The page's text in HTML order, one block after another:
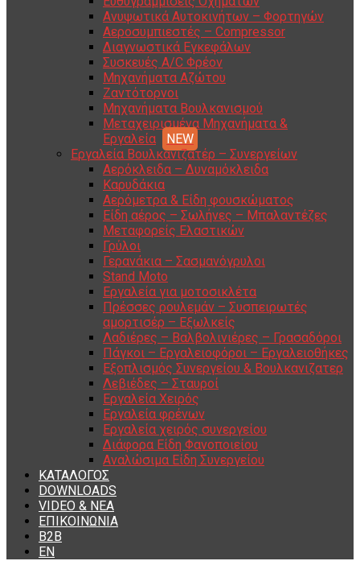
Ανυψωτικά Αυτοκινήτων – Φορτηγών
Αεροσυμπιεστές – Compressor
Διαγνωστικά Εγκεφάλων
Συσκευές A/C Φρέον
Μηχανήματα Αζώτου
Ζαντότορνοι
Μηχανήματα Βουλκανισμού
Μεταχειρισμένα Μηχανήματα &
Εργαλεία
Εργαλεία Βουλκανιζατέρ – Συνεργείων
Αερόκλειδα – Δυναμόκλειδα
Καρυδάκια
Αερόμετρα & Είδη φουσκώματος
Είδη αέρος – Σωλήνες – Μπαλαντέζες
Μεταφορείς Ελαστικών
Γρύλοι
Γερανάκια – Σασμανόγρυλοι
Stand Moto
Εργαλεία για μοτοσικλέτα
Πρέσσες ρουλεμάν – Συσπειρωτές
αμορτισέρ – Εξωλκείς
Λαδιέρες – Βαλβολινιέρες – Γρασαδόροι
Πάγκοι – Εργαλειοφόροι – Εργαλειοθήκες
Εξοπλισμός Συνεργείου & Βουλκανιζατερ
Λεβιέδες – Σταυροί
Εργαλεία Χειρός
Εργαλεία φρένων
Εργαλεία χειρός συνεργείου
Διάφορα Είδη Φανοποιείου
Αναλώσιμα Είδη Συνεργείου
ΚΑΤΑΛΟΓΟΣ
DOWNLOADS
VIDEO & ΝΕΑ
ΕΠΙΚΟΙΝΩΝΙΑ
B2B
ΕΝ